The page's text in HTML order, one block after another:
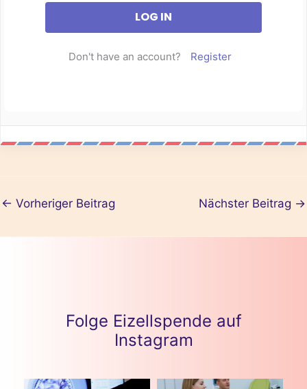
Don't have an account? Register
← Vorheriger Beitrag Nächster Beitrag →
Folge Eizellspende auf
Instagram